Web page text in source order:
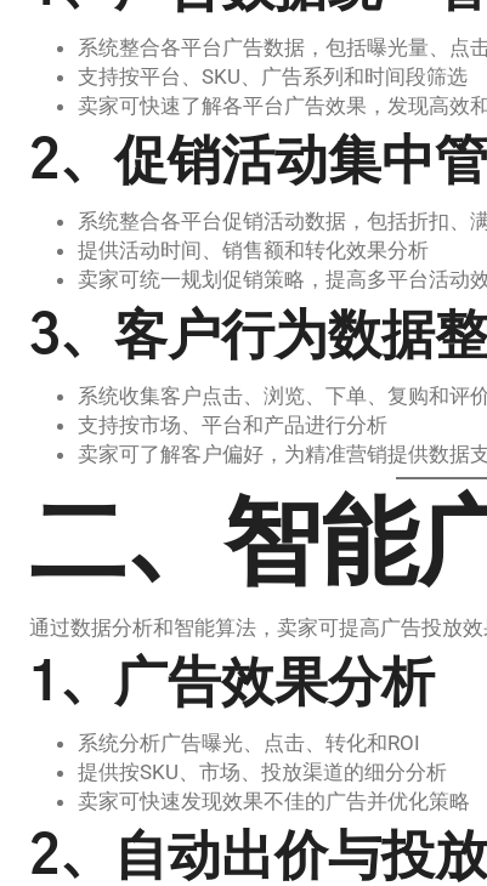
系统整合各平台广告数据，包括曝光量、点
支持按平台、SKU、广告系列和时间段筛选
卖家可快速了解各平台广告效果，发现高效
2、促销活动集中
系统整合各平台促销活动数据，包括折扣、
提供活动时间、销售额和转化效果分析
卖家可统一规划促销策略，提高多平台活动
3、客户行为数据
系统收集客户点击、浏览、下单、复购和评
支持按市场、平台和产品进行分析
卖家可了解客户偏好，为精准营销提供数据
二、智能
通过数据分析和智能算法，卖家可提高广告投放效
1、广告效果分析
系统分析广告曝光、点击、转化和ROI
提供按SKU、市场、投放渠道的细分分析
卖家可快速发现效果不佳的广告并优化策略
2、自动出价与投